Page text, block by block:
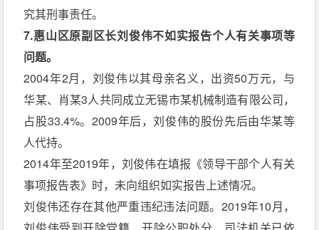
究其刑事责任。
7.惠山区原副区长刘俊伟不如实报告个人有关事项等
问题。
2004年2月，刘俊伟以其母亲名义，出资50万元，与
华某、肖某3人共同成立无锡市某机械制造有限公司，
占股33.4%。2009年后，刘俊伟的股份先后由华某等
人代持。
2014年至2019年，刘俊伟在填报《领导干部个人有关
事项报告表》时，未向组织如实报告上述情况。
刘俊伟还存在其他严重违纪违法问题。2019年10月，